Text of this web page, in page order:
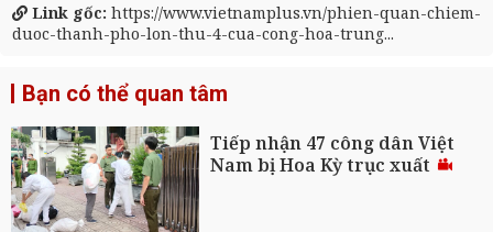
Link gốc: https://www.vietnamplus.vn/phien-quan-chiem-
duoc-thanh-pho-lon-thu-4-cua-cong-hoa-trung...
Bạn có thể quan tâm
Tiếp nhận 47 công dân Việt
Nam bị Hoa Kỳ trục xuất